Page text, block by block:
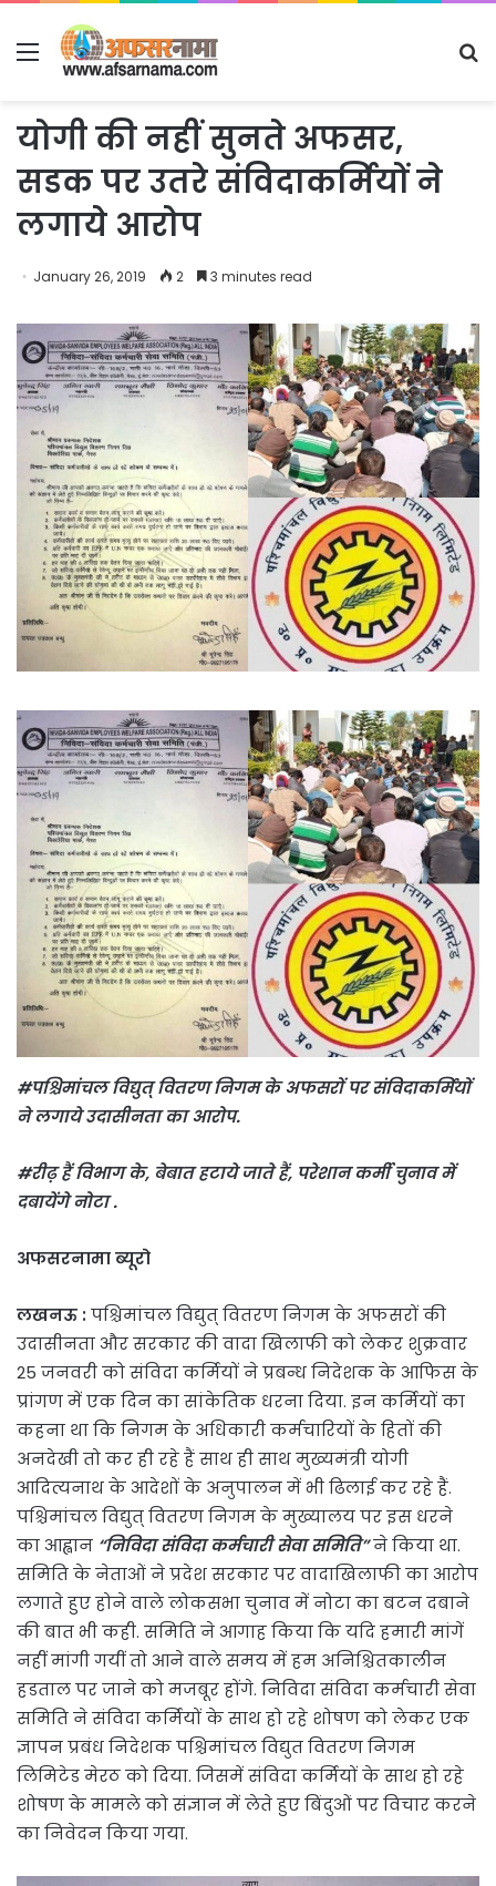
Menu
योगी की नहीं सुनते अफसर,
सडक पर उतरे संविदाकर्मियों ने
लगाये आरोप
January 26, 2019 2 3 minutes read
#पश्चिमांचल विद्युत् वितरण निगम के अफसरों पर संविदाकर्मियों
ने लगाये उदासीनता का आरोप.
#रीढ़ हैं विभाग के, बेबात हटाये जाते हैं, परेशान कर्मी चुनाव में
दबायेंगे नोटा .
अफसरनामा ब्यूरो
लखनऊ : पश्चिमांचल विद्युत् वितरण निगम के अफसरों की
उदासीनता और सरकार की वादा खिलाफी को लेकर शुक्रवार
25 जनवरी को संविदा कर्मियों ने प्रबन्ध निदेशक के आफिस के
प्रांगण में एक दिन का सांकेतिक धरना दिया. इन कर्मियों का
कहना था कि निगम के अधिकारी कर्मचारियों के हितों की
अनदेखी तो कर ही रहे हैं साथ ही साथ मुख्यमंत्री योगी
आदित्यनाथ के आदेशों के अनुपालन में भी ढिलाई कर रहे हैं.
पश्चिमांचल विद्युत् वितरण निगम के मुख्यालय पर इस धरने
का आह्वान “निविदा संविदा कर्मचारी सेवा समिति”ने किया था.
समिति के नेताओं ने प्रदेश सरकार पर वादाखिलाफी का आरोप
लगाते हुए होने वाले लोकसभा चुनाव में नोटा का बटन दबाने
की बात भी कही. समिति ने आगाह किया कि यदि हमारी मांगें
नहीं मांगी गयीं तो आने वाले समय में हम अनिश्चितकालीन
हडताल पर जाने को मजबूर होंगे. निविदा संविदा कर्मचारी सेवा
समिति ने संविदा कर्मियों के साथ हो रहे शोषण को लेकर एक
ज्ञापन प्रबंध निदेशक पश्चिमांचल विद्युत वितरण निगम
लिमिटेड मेरठ को दिया. जिसमें संविदा कर्मियों के साथ हो रहे
शोषण के मामले को संज्ञान में लेते हुए बिंदुओं पर विचार करने
का निवेदन किया गया.